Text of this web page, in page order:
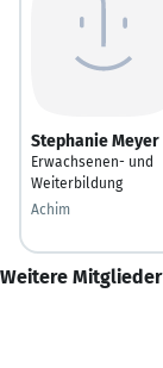
Stephanie Meyer
Erwachsenen- und
Weiterbildung
Achim
Weitere Mitglieder